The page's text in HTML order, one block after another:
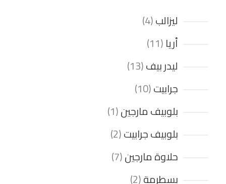
ليزالب 4
أريا 11
ليدر بيف 13
جرابيت 10
بلوبيف مارجين 1
بلوبيف جرابيت 2
حلاوة مارجين 7
بسطرمة 2